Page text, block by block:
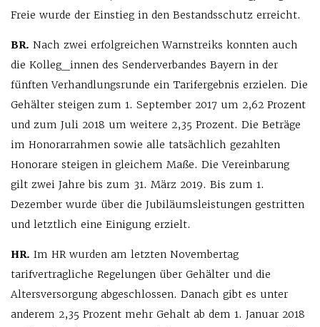
Freie wurde der Einstieg in den Bestandsschutz erreicht.
BR. Nach zwei erfolgreichen Warnstreiks konnten auch
die Kolleg_innen des Senderverbandes Bayern in der
fünften Verhandlungsrunde ein Tarifergebnis erzielen. Die
Gehälter steigen zum 1. September 2017 um 2,62 Prozent
und zum Juli 2018 um weitere 2,35 Prozent. Die Beträge
im Honorarrahmen sowie alle tatsächlich gezahlten
Honorare steigen in gleichem Maße. Die Vereinbarung
gilt zwei Jahre bis zum 31. März 2019. Bis zum 1.
Dezember wurde über die Jubiläumsleistungen gestritten
und letztlich eine Einigung erzielt.
HR. Im HR wurden am letzten Novembertag
tarifvertragliche Regelungen über Gehälter und die
Altersversorgung abgeschlossen. Danach gibt es unter
anderem 2,35 Prozent mehr Gehalt ab dem 1. Januar 2018